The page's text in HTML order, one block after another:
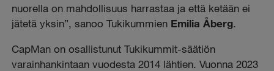
nuorella on mahdollisuus harrastaa ja että ketään ei
jätetä yksin”, sanoo Tukikummien Emilia Åberg.
CapMan on osallistunut Tukikummit-säätiön
varainhankintaan vuodesta 2014 lähtien. Vuonna 2023